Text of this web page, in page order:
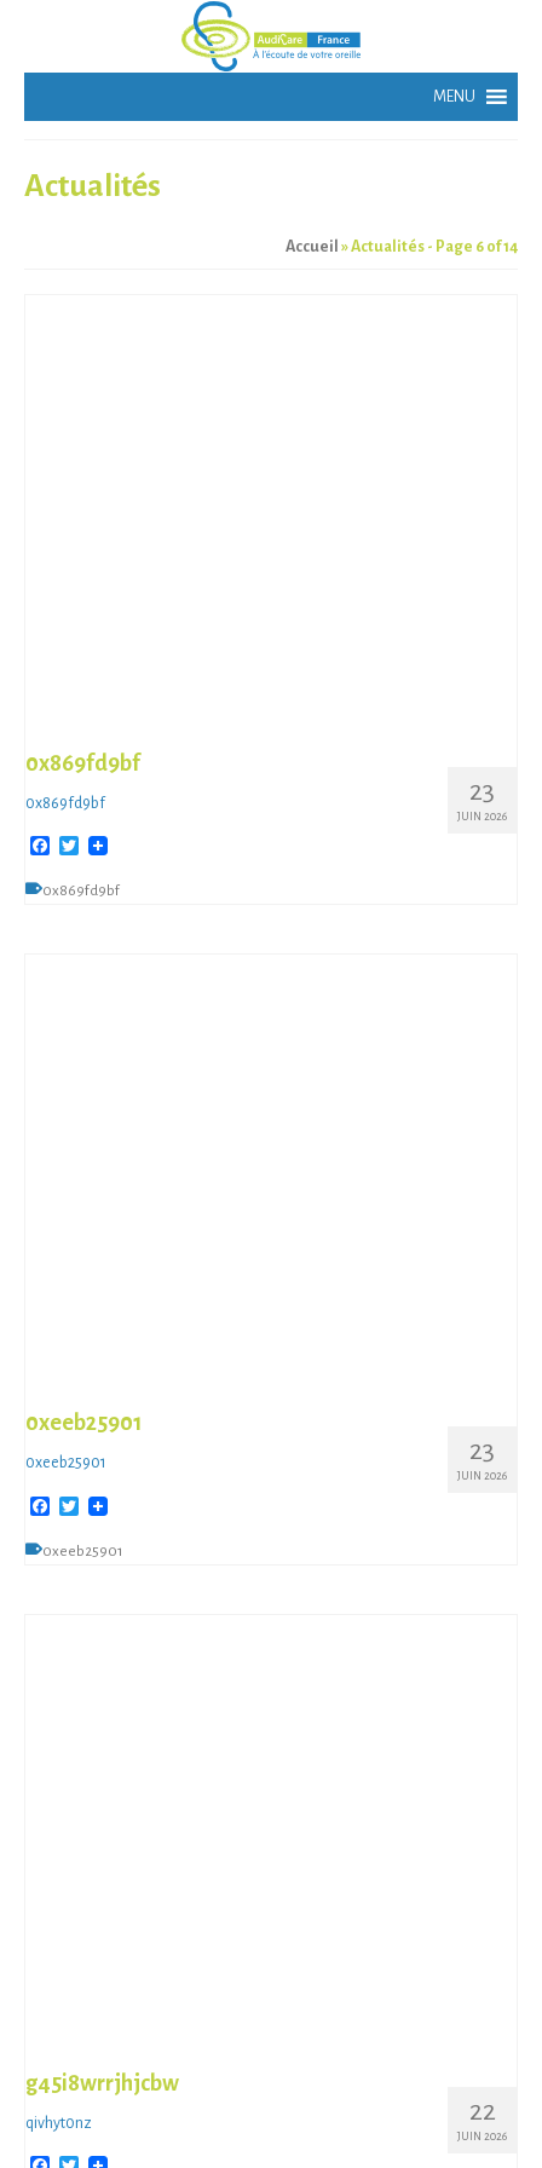
Actualités
Accueil »Actualités - Page 6 of 14
23
JUIN 2026
0x869fd9bf
0x869fd9bf
Facebook
Twitter
0x869fd9bf
23
JUIN 2026
0xeeb25901
0xeeb25901
Facebook
Twitter
0xeeb25901
22
JUIN 2026
g45i8wrrjhjcbw
qivhyt0nz